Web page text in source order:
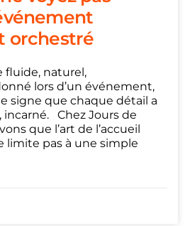
orchestré
fluide, naturel,
lors d’un événement,
signe que chaque détail a
incarné. Chez Jours de
que l’art de l’accueil
limite pas à une simple